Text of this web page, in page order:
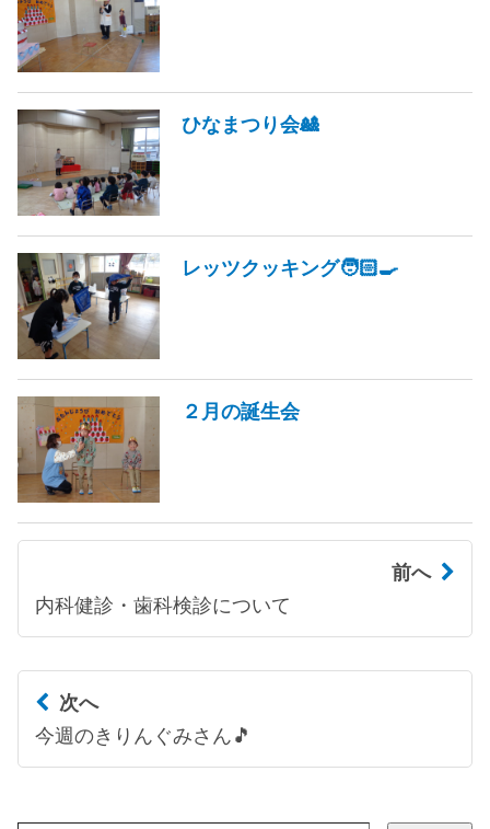
ひなまつり会🎎
レッツクッキング🧑🏻‍🍳
２月の誕生会
前へ
内科健診・歯科検診について
次へ
今週のきりんぐみさん🎵